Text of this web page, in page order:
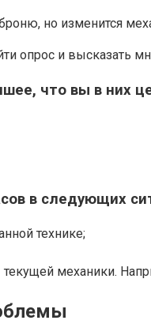
но изменится
опрос и высказать
что вы в них
в следующих
технике;
механики.